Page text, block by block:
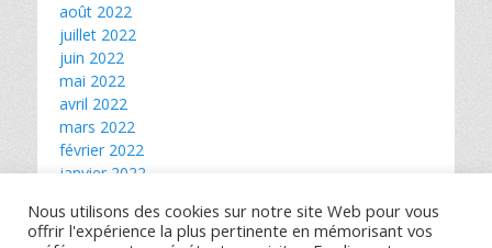
août 2022
juillet 2022
juin 2022
mai 2022
avril 2022
mars 2022
février 2022
janvier 2022
novembre 2021
octobre 2021
Nous utilisons des cookies sur notre site Web pour vous
offrir l'expérience la plus pertinente en mémorisant vos